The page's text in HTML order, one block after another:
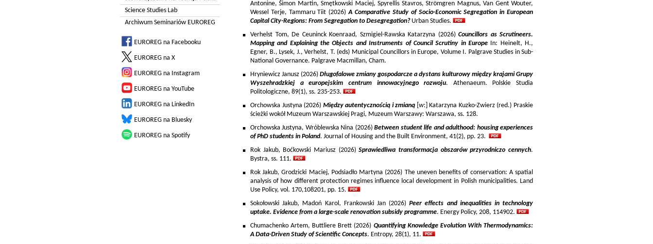
Science Studies Lab
Archiwum Seminariów EUROREG
EUROREG na Facebooku
EUROREG na X
EUROREG na Instagram
EUROREG na YouTube
EUROREG na LinkedIn
EUROREG na Bluesky
EUROREG na Spotify
Antonine, Šimon Martin, Smętkowski Maciej, Spyrellis Stavros, Strömgren Magnus, Van Gent Wouter,
Wessel Terje, Tammaru Tiit (2026)A Comparative Study of Socio-Economic Segregation in European
Capital City-Regions: From Segregation to Desegregation?Urban Studies.
Verhelst Tom, De Ceuninck Koenraad, Szmigiel-Rawska Katarzyna (2026) Councillors as Scrutineers.
Mapping and Explaining the Objects and Instruments of Council Scrutiny in EuropeIn: Heinelt, H.,
Egner, B., Lysek, J., Verhelst, T. (eds) Municipal Councillors in Europe, Volume I. Palgrave Studies in Sub-
National Governance. Palgrave Macmillan, Cham.
Hryniewicz Janusz (2026) Długofalowe zmiany gospodarcze a dystans kulturowy między krajami Grupy
Wyszehradzkiej a europejskim centrum innowacyjnego rozwoju. Athenaeum. Polskie Studia
Politologiczne, 89(1), ss. 235-253.
Orchowska Justyna (2026) Między autentycznością i zmianą [w:] Katarzyna Kuzko-Zwierz (red.) Praskie
ścieżki wokół Muzeum Warszawskiej Pragi, Muzeum Warszawy: Warszawa, ss. 128.
Orchowska Justyna, Wróblewska Nina (2026)Between student life and adulthood: housing experiences
of PhD students in Poland. Journal of Housing and the Built Environment, 41(2), pp. 23.
Rok Jakub, Boćkowski Mariusz (2026)Sprawiedliwa transformacja obszarów przyrodniczo cennych.
Bystra, ss. 111.
Rok Jakub, Grodzicki Maciej, Podsiadło Martyna (2026) The uneven benefits of conservation: A spatial
analysis of how different protection regimes influence local development in Polish municipalities. Land
Use Policy, vol. 170,108201, pp. 15.
Sokołowski Jakub, Madoń Karol, Frankowski Jan (2026)Peer effects and inequalities in technology
uptake. Evidence from a large-scale renovation subsidy programme. Energy Policy, 208, 114902.
Chumachenko Artem, Buttliere Brett (2026) Quantifying Knowledge Evolution With Thermodynamics:
A Data-Driven Study of Scientific Concepts. Entropy, 28(1), 11.